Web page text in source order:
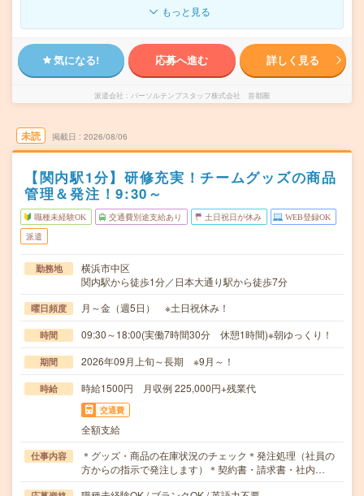
もっと見る
気になる! 応募へ進む 詳しく見る
派遣会社 パーソルテンプスタッフ株式会社 首都圏
未読 掲載日 2026/08/06
【関内駅1分】研修充実！チームグッズの商品
管理＆発注！9:30～
職種未経験OK 交通費別途支給あり 土日祝日が休み WEB登録OK
派遣
勤務地
横浜市中区
関内駅から徒歩1分／日本大通り駅から徒歩7分
曜日頻度 月～金（週5日） ※土日祝休み！
時間 09:30～18:00(実働7時間30分 休憩1時間)※朝ゆっくり！
期間 2026年09月上旬～長期 ※9月～！
時給 時給1500円 月収例 225,000円+残業代
交通費
全額支給
仕事内容
＊グッズ・商品の在庫状況のチェック＊発注処理（社員の
方からの指示で発注します）＊契約書・請求書・社内…